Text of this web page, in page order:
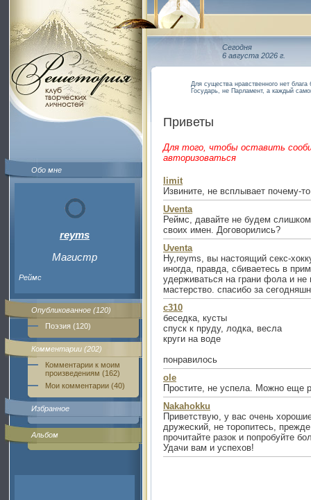
Обо мне
reyms
Магистр
Реймс
Опубликованное (120)
Поэзия (120)
Комментарии (202)
Комментарии к моим
произведениям (162)
Мои комментарии (40)
Избранное
Альбом
Сегодня
6 августа 2026 г.
Для существа нравственного нет
Государь, не Парламент, а каждый
Приветы
Для того, чтобы оставить
авторизоваться
limit
Извините, не всплывает почему-
Uventa
Реймс, давайте не будем
своих имен. Договорились?
Uventa
Ну,reyms, вы настоящий секс-
иногда, правда, сбиваетесь в
удерживаться на грани фола и не
мастерство. спасибо за
c310
беседка, кусты
спуск к пруду, лодка, весла
круги на воде
понравилось
ole
Простите, не успела. Можно еще
Nakahokku
Приветствую, у вас очень
дружеский, не торопитесь,
прочитайте разок и попробуйте
Удачи вам и успехов!